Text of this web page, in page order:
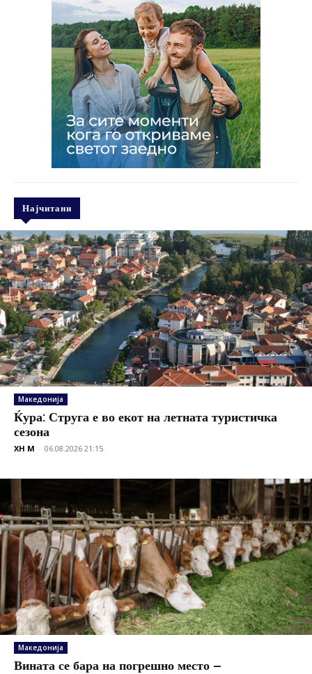
Најчитани
Македонија
Ќура: Струга е во екот на летната туристичка
сезона
XH M - 06.08.2026 21:15
Македонија
Вината се бара на погрешно место –